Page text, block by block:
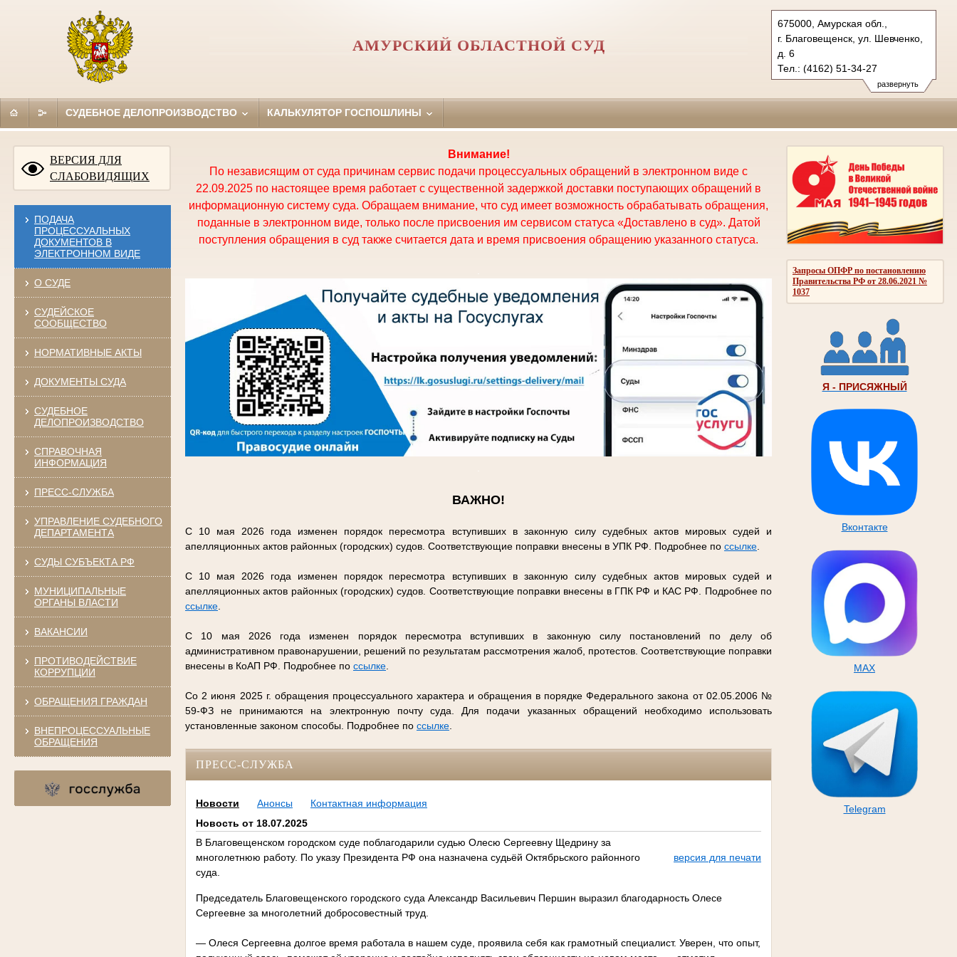
развернуть
675000, Амурская обл.,
г. Благовещенск, ул. Шевченко,
д. 6
Тел.: (4162) 51-34-27
oblsud.amr@sudrf.ru
АМУРСКИЙ ОБЛАСТНОЙ СУД
СУДЕБНОЕ ДЕЛОПРОИЗВОДСТВО КАЛЬКУЛЯТОР ГОСПОШЛИНЫ
ВЕРСИЯ ДЛЯ
СЛАБОВИДЯЩИХ
ПОДАЧА
ПРОЦЕССУАЛЬНЫХ
ДОКУМЕНТОВ В
ЭЛЕКТРОННОМ ВИДЕ
О СУДЕ
СУДЕЙСКОЕ
СООБЩЕСТВО
НОРМАТИВНЫЕ АКТЫ
ДОКУМЕНТЫ СУДА
СУДЕБНОЕ
ДЕЛОПРОИЗВОДСТВО
СПРАВОЧНАЯ
ИНФОРМАЦИЯ
ПРЕСС-СЛУЖБА
УПРАВЛЕНИЕ СУДЕБНОГО
ДЕПАРТАМЕНТА
СУДЫ СУБЪЕКТА РФ
МУНИЦИПАЛЬНЫЕ
ОРГАНЫ ВЛАСТИ
ВАКАНСИИ
ПРОТИВОДЕЙСТВИЕ
КОРРУПЦИИ
ОБРАЩЕНИЯ ГРАЖДАН
ВНЕПРОЦЕССУАЛЬНЫЕ
ОБРАЩЕНИЯ
Запросы ОПФР по постановлению
Правительства РФ от 28.06.2021 №
1037
Я - ПРИСЯЖНЫЙ
Вконтакте
MAX
Telegram
Внимание!
По независящим от суда причинам сервис подачи процессуальных обращений в электронном виде с
22.09.2025 по настоящее время работает с существенной задержкой доставки поступающих обращений в
информационную систему суда. Обращаем внимание, что суд имеет возможность обрабатывать обращения,
поданные в электронном виде, только после присвоения им сервисом статуса «Доставлено в суд». Датой
поступления обращения в суд также считается дата и время присвоения обращению указанного статуса.
ВАЖНО!
С 10 мая 2026 года изменен порядок пересмотра вступивших в законную силу судебных актов мировых судей и
апелляционных актов районных (городских) судов. Соответствующие поправки внесены в УПК РФ. Подробнее по ссылке.
С 10 мая 2026 года изменен порядок пересмотра вступивших в законную силу судебных актов мировых судей и
апелляционных актов районных (городских) судов. Соответствующие поправки внесены в ГПК РФ и КАС РФ. Подробнее по
ссылке.
С 10 мая 2026 года изменен порядок пересмотра вступивших в законную силу постановлений по делу об
административном правонарушении, решений по результатам рассмотрения жалоб, протестов. Соответствующие поправки
внесены в КоАП РФ. Подробнее по ссылке.
Со 2 июня 2025 г. обращения процессуального характера и обращения в порядке Федерального закона от 02.05.2006 №
59-ФЗ не принимаются на электронную почту суда. Для подачи указанных обращений необходимо использовать
установленные законом способы. Подробнее по ссылке.
ПРЕСС-СЛУЖБА
Новости Анонсы
Контактная информация
Новость от 18.07.2025
В Благовещенском городском суде поблагодарили судью Олесю Сергеевну Щедрину за
многолетнюю работу. По указу Президента РФ она назначена судьёй Октябрьского районного
суда.
версия для печати
Председатель Благовещенского городского суда Александр Васильевич Першин выразил благодарность Олесе
Сергеевне за многолетний добросовестный труд.
— Олеся Сергеевна долгое время работала в нашем суде, проявила себя как грамотный специалист. Уверен, что опыт,